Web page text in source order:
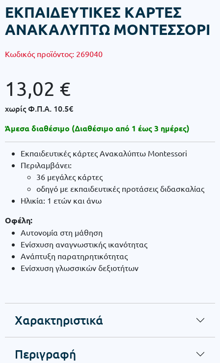
ΕΚΠΑΙΔΕΥΤΙΚΕΣ ΚΑΡΤΕΣ
ΑΝΑΚΑΛΥΠΤΩ ΜΟΝΤΕΣΣΟΡΙ
Κωδικός προϊόντος: 269040
13,02 €
χωρίς Φ.Π.Α. 10.5€
Άμεσα διαθέσιμο (Διαθέσιμο από 1 έως 3 ημέρες)
Εκπαιδευτικές κάρτες Ανακαλύπτω Montessori
Περιλαμβάνει:
36 μεγάλες κάρτες
οδηγό με εκπαιδευτικές προτάσεις διδασκαλίας
Ηλικία: 1 ετών και άνω
Οφέλη:
Αυτονομία στη μάθηση
Ενίσχυση αναγνωστικής ικανότητας
Ανάπτυξη παρατηρητικότητας
Ενίσχυση γλωσσικών δεξιοτήτων
Χαρακτηριστικά
Περιγραφή